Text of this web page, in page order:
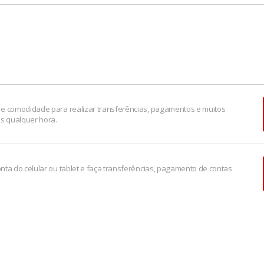
e de Fala).
seu estado.
comodidade para realizar transferências, pagamentos e muitos
qualquer hora.
do celular ou tablet e faça transferências, pagamento de contas